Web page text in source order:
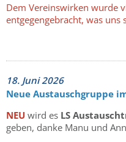
Dem Vereinswirken wurde
entgegengebracht, was uns
18. Juni 2026
Neue Austauschgruppe
NEU wird es LS
geben, danke Manu und